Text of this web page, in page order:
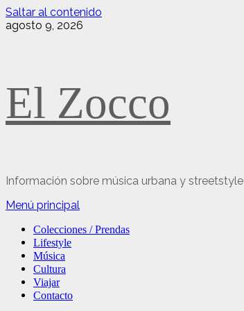
Saltar al contenido
agosto 9, 2026
El Zocco
Información sobre música urbana y streetstyle
Menú principal
Colecciones / Prendas
Lifestyle
Música
Cultura
Viajar
Contacto